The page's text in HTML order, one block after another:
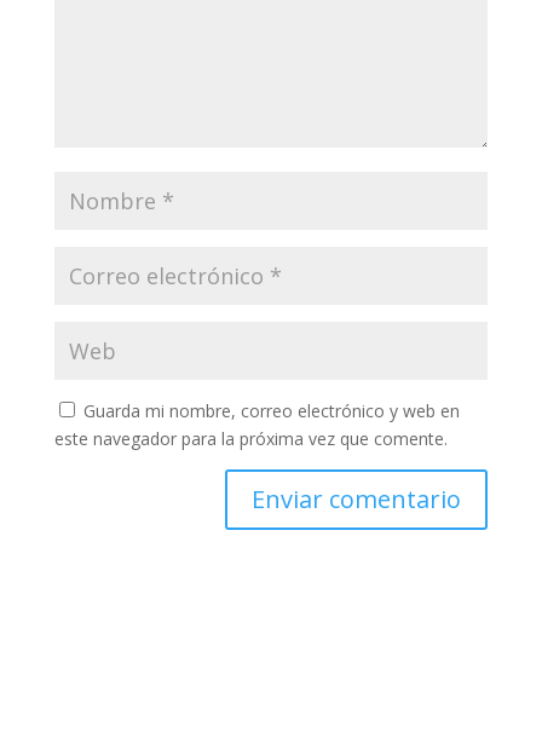
Guarda mi nombre, correo electrónico y web en
este navegador para la próxima vez que comente.